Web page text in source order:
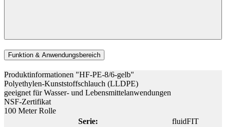
Funktion & Anwendungsbereich
Produktinformationen "HF-PE-8/6-gelb"
Polyethylen-Kunststoffschlauch (LLDPE)
geeignet für Wasser- und Lebensmittelanwendungen
NSF-Zertifikat
100 Meter Rolle
Serie:
fluidFIT